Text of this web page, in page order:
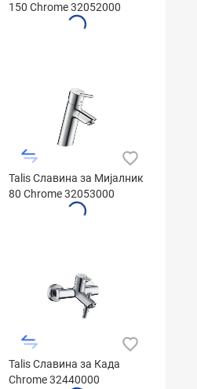
150 Chrome 32052000
Talis Славина за Мијалник
80 Chrome 32053000
Talis Славина за Када
Chrome 32440000